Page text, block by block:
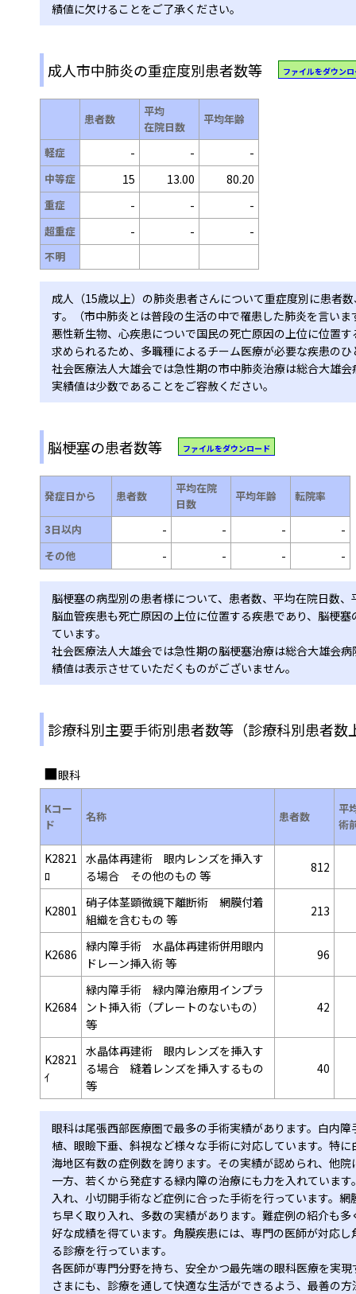
績値に欠けることをご了承ください。
成人市中肺炎の重症度別患者数等 ファイルをダウン
患者数
平均
在院日数
平均年齢
軽症 - - -
中等症 15 13.00 80.20
重症 - - -
超重症 - - -
不明
成人（15歳以上）の肺炎患者さんについて重症度別に患者
す。（市中肺炎とは普段の生活の中で罹患した肺炎を言い
悪性新生物、心疾患についで国民の死亡原因の上位に位置
求められるため、多職種によるチーム医療が必要な疾患のひ
社会医療法人大雄会では急性期の市中肺炎治療は総合大雄
実績値は少数であることをご容赦ください。
脳梗塞の患者数等 ファイルをダウンロード
発症日から 患者数
平均在院
日数
平均年齢 転院率
3日以内 - - - -
その他 - - - -
脳梗塞の病型別の患者様について、患者数、平均在院日数
脳血管疾患も死亡原因の上位に位置する疾患であり、脳梗
ています。
社会医療法人大雄会では急性期の脳梗塞治療は総合大雄会
績値は表示させていただくものがございません。
診療科別主要手術別患者数等（診療科別患者数
眼科
Kコー
ド
名称 患者数
平
術
K2821
ﾛ
水晶体再建術 眼内レンズを挿入す
る場合 その他のもの 等
812
K2801
硝子体茎顕微鏡下離断術 網膜付着
組織を含むもの 等
213
K2686
緑内障手術 水晶体再建術併用眼内
ドレーン挿入術 等
96
K2684
緑内障手術 緑内障治療用インプラ
ント挿入術（プレートのないもの）
等
42
K2821
ｲ
水晶体再建術 眼内レンズを挿入す
る場合 縫着レンズを挿入するもの
等
40
眼科は尾張西部医療圏で最多の手術実績があります。白内
植、眼瞼下垂、斜視など様々な手術に対応しています。特
海地区有数の症例数を誇ります。その実績が認められ、他
一方、若くから発症する緑内障の治療にも力を入れていま
入れ、小切開手術など症例に合った手術を行っています。
ち早く取り入れ、多数の実績があります。難症例の紹介も
好な成績を得ています。角膜疾患には、専門の医師が対応
る診療を行っています。
各医師が専門分野を持ち、安全かつ最先端の眼科医療を実
さまにも、診療を通して快適な生活ができるよう、最善の